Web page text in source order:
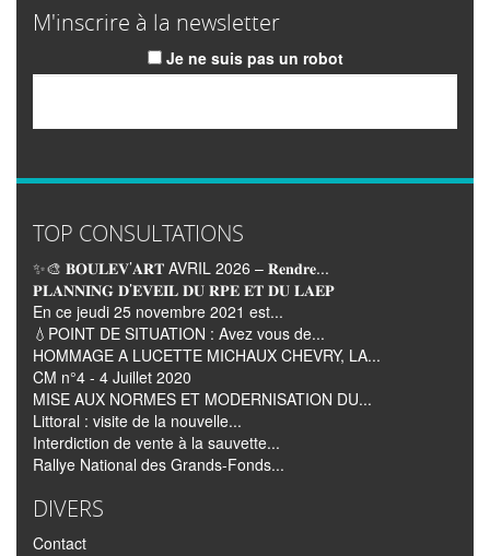
M'inscrire à la newsletter
Je ne suis pas un robot
TOP CONSULTATIONS
✨🎨 𝐁𝐎𝐔𝐋𝐄𝐕’𝐀𝐑𝐓 AVRIL 2026 – 𝐑𝐞𝐧𝐝𝐫𝐞...
𝐏𝐋𝐀𝐍𝐍𝐈𝐍𝐆 𝐃’𝐄𝐕𝐄𝐈𝐋 𝐃𝐔 𝐑𝐏𝐄 𝐄𝐓 𝐃𝐔 𝐋𝐀𝐄𝐏
En ce jeudi 25 novembre 2021 est...
💧POINT DE SITUATION : Avez vous de...
HOMMAGE A LUCETTE MICHAUX CHEVRY, LA...
CM n°4 - 4 Juillet 2020
MISE AUX NORMES ET MODERNISATION DU...
Littoral : visite de la nouvelle...
Interdiction de vente à la sauvette...
Rallye National des Grands-Fonds...
DIVERS
Contact